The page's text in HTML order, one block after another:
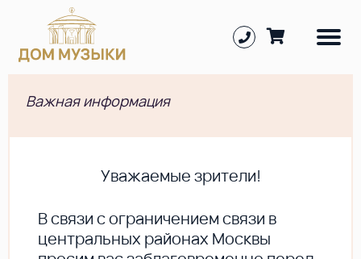
Важная информация
Уважаемые зрители!
В cвязи с ограничением связи в
центральных районах Москвы